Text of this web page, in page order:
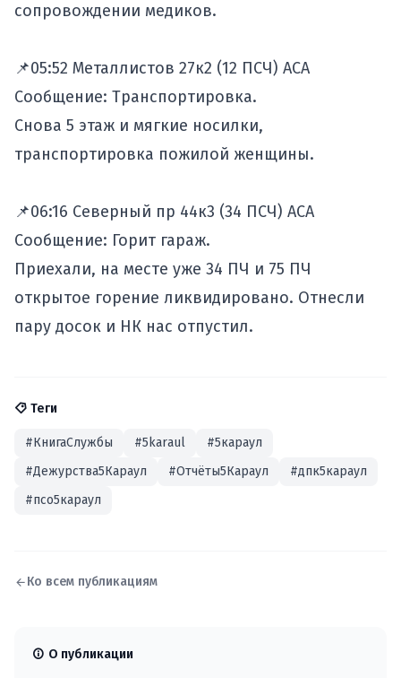
сопровождении медиков.
📌05:52 Металлистов 27к2 (12 ПСЧ) АСА
Сообщение: Транспортировка.
Снова 5 этаж и мягкие носилки,
транспортировка пожилой женщины.
📌06:16 Северный пр 44к3 (34 ПСЧ) АСА
Сообщение: Горит гараж.
Приехали, на месте уже 34 ПЧ и 75 ПЧ
открытое горение ликвидировано. Отнесли
пару досок и НК нас отпустил.
Теги
#КнигаСлужбы #5karaul
#5караул
#Дежурства5Караул
#Отчёты5Караул
#дпк5караул
#псо5караул
Ко всем публикациям
О публикации